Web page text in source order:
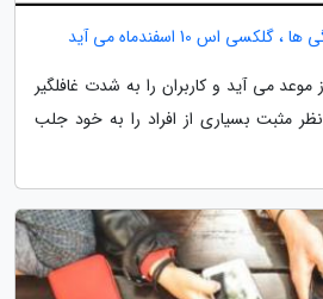
اس 10 اسفندماه می آید
زودتر از موعد می آید و کاربران را به شدت غافلگیر
مثبت بسیاری از افراد را به خود جلب